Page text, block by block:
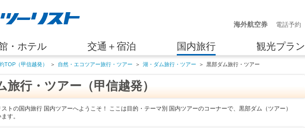
海外航空券
電話予約
・ホテル 交通＋宿泊 国内旅行 観光プラン
TOP（甲信越発） ＞ 自然・エコツアー旅行・ツアー ＞ 湖・ダム旅行・ツアー ＞ 黒部ダム旅行・ツアー
旅行・ツアー（甲信越発）
トの国内旅行 国内ツアーへようこそ！ ここは目的・テーマ別 国内ツアーのコーナーで、黒部ダム（ツアー）
す。